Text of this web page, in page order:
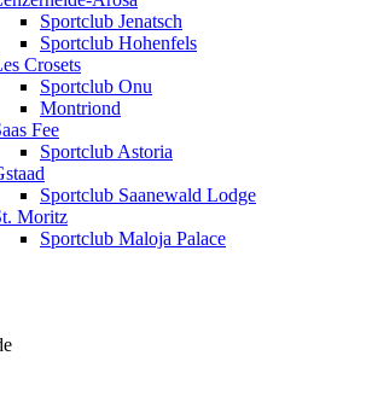
Sportclub Jenatsch
Sportclub Hohenfels
Crosets
Sportclub Onu
Montriond
Fee
Sportclub Astoria
Sportclub Saanewald Lodge
Moritz
Sportclub Maloja Palace